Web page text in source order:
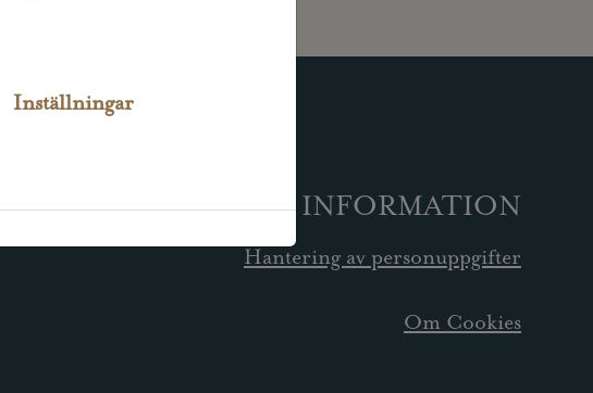
INFORMATION
Hantering av personuppgifter
Om Cookies
Inställningar